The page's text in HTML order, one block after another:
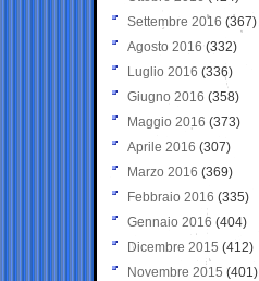
Settembre 2016 (367)
Agosto 2016 (332)
Luglio 2016 (336)
Giugno 2016 (358)
Maggio 2016 (373)
Aprile 2016 (307)
Marzo 2016 (369)
Febbraio 2016 (335)
Gennaio 2016 (404)
Dicembre 2015 (412)
Novembre 2015 (401)